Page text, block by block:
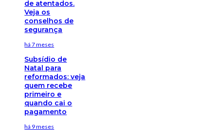
de atentados.
Veja os
conselhos de
segurança
há 7 meses
Subsídio de
Natal para
reformados: veja
quem recebe
primeiro e
quando cai o
pagamento
há 9 meses